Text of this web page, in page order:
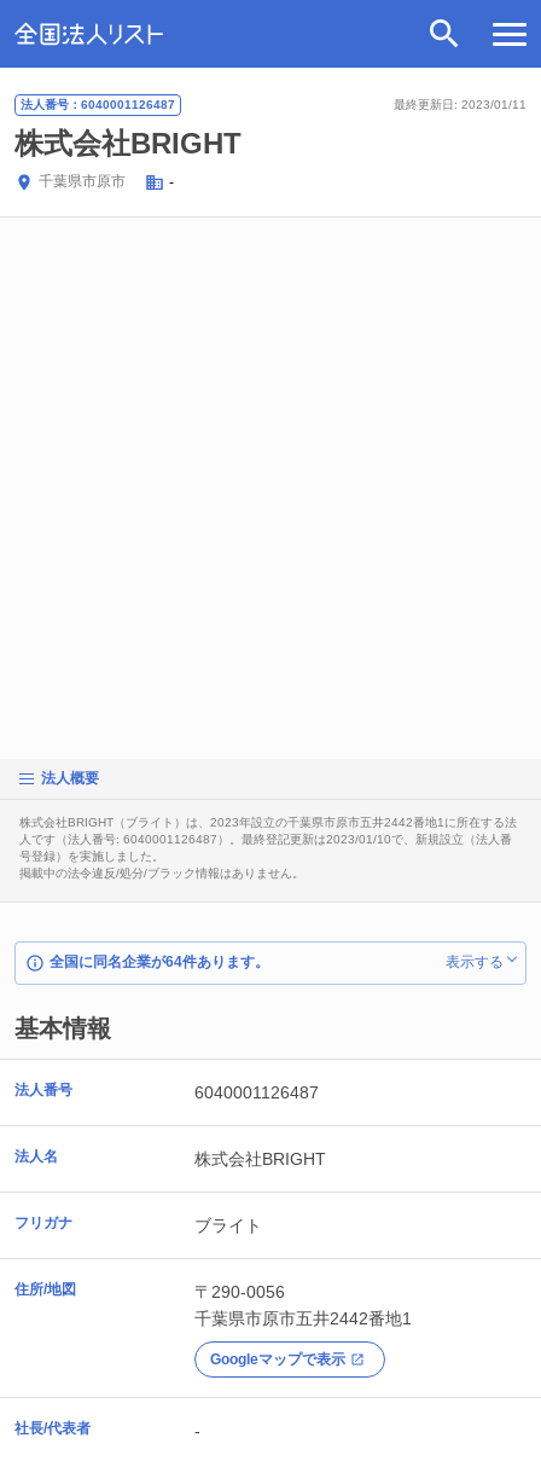
最終更新日: 2023/01/11
法人番号：6040001126487
株式会社BRIGHT
千葉県市原市 -
法人概要
株式会社BRIGHT（ブライト）は、2023年設立の千葉県市原市五井2442番地1に所在する法
人です（法人番号: 6040001126487）。最終登記更新は2023/01/10で、新規設立（法人番
号登録）を実施しました。
掲載中の法令違反/処分/ブラック情報はありません。
全国に同名企業が64件あります。 表示する
基本情報
法人番号 6040001126487
法人名 株式会社BRIGHT
フリガナ ブライト
住所/地図
〒290-0056
千葉県市原市五井2442番地1
Googleマップで表示
社長/代表者 -